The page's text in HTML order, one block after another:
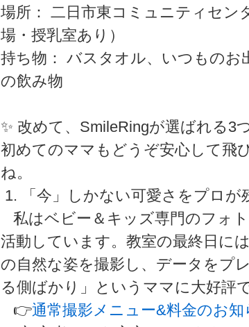
場所： 二日市東コミュニティセン
場・授乳室あり）
持ち物： バスタオル、いつものお
の飲み物
✨ 改めて、SmileRingが選ばれる3
初めてのママもどうぞ安心して飛
ね。
1. 「今」しかない可愛さをプロが
私はベビー＆キッズ専門のフォ
活動しています。教室の最終日に
の自然な姿を撮影し、データをプ
る側ばかり」というママに大好評で
👉通常撮影メニュー&料金のお